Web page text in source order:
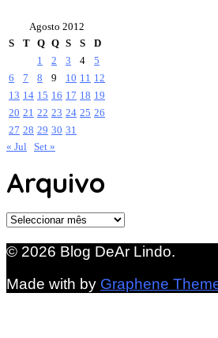
Agosto 2012
S
T Q Q S S
D
1
2 3 4
5
6
7 8 9 10 11 12
13 14 15 16 17 18 19
20 21 22 23 24 25 26
27 28 29 30 31
« Jul
Set »
Arquivo
Arquivo
© 2026 Blog DeAr Lindo.
Made with by Graphene